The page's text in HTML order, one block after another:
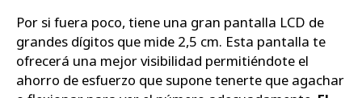
Por si fuera poco, tiene una gran pantalla LCD de
grandes dígitos que mide 2,5 cm. Esta pantalla te
ofrecerá una mejor visibilidad permitiéndote el
ahorro de esfuerzo que supone tenerte que agachar